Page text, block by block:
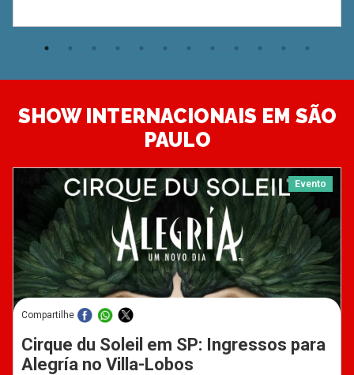
SHOW INTERNACIONAIS EM SÃO
PAULO
Evento
Compartilhe
Cirque du Soleil em SP: Ingressos para
Alegría no Villa-Lobos